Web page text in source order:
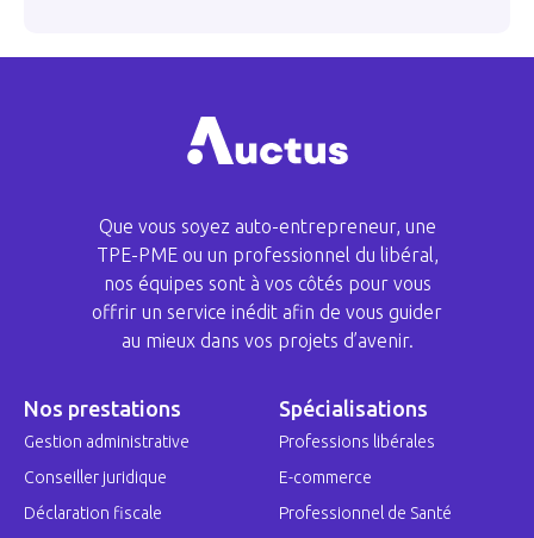
Que vous soyez auto-entrepreneur, une
TPE-PME ou un professionnel du libéral,
nos équipes sont à vos côtés pour vous
offrir un service inédit afin de vous guider
au mieux dans vos projets d’avenir.
Nos prestations
Gestion administrative
Conseiller juridique
Déclaration fiscale
Spécialisations
Professions libérales
E-commerce
Professionnel de Santé